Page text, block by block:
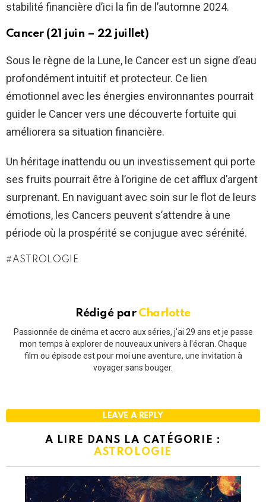
stabilité financière d’ici la fin de l’automne 2024.
Cancer (21 juin – 22 juillet)
Sous le règne de la Lune, le Cancer est un signe d’eau
profondément intuitif et protecteur. Ce lien
émotionnel avec les énergies environnantes pourrait
guider le Cancer vers une découverte fortuite qui
améliorera sa situation financière.
Un héritage inattendu ou un investissement qui porte
ses fruits pourrait être à l’origine de cet afflux d’argent
surprenant. En naviguant avec soin sur le flot de leurs
émotions, les Cancers peuvent s’attendre à une
période où la prospérité se conjugue avec sérénité.
ASTROLOGIE
Rédigé par Charlotte
Passionnée de cinéma et accro aux séries, j'ai 29 ans et je passe
mon temps à explorer de nouveaux univers à l'écran. Chaque
film ou épisode est pour moi une aventure, une invitation à
voyager sans bouger.
LEAVE A REPLY
A LIRE DANS LA CATÉGORIE :
ASTROLOGIE